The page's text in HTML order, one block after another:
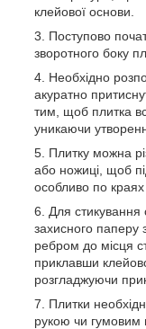
клейової основи.
Поступово
зворотного боку
Необхідно
акуратно
тим, щоб плитка
уникаючи
Плитку можна
або ножиці, щоб
особливо по краях
Для стикування
захисного паперу
ребром до місця
приклавши
розгладжуючи
Плитки
рукою чи гумовим